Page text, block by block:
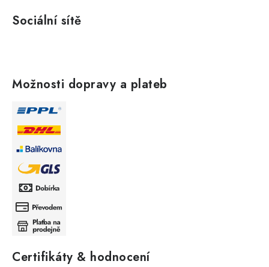
Sociální sítě
Možnosti dopravy a plateb
Certifikáty & hodnocení